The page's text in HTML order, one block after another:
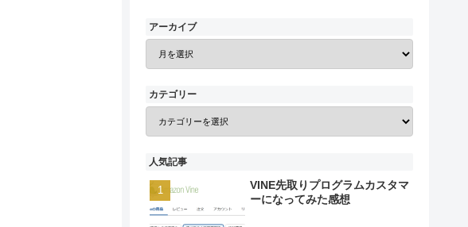
アーカイブ
カテゴリー
人気記事
VINE先取りプログラムカスタマ
ーになってみた感想